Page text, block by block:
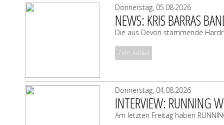
Donnerstag, 05.08.2026
NEWS: KRIS BARRAS
Die aus Devon stammende
Zum Artikel
Donnerstag, 04.08.2026
INTERVIEW: RUNNING
Am letzten Freitag haben